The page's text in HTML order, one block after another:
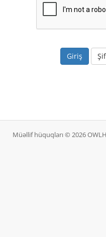
Müəllif hüquqları © 2026